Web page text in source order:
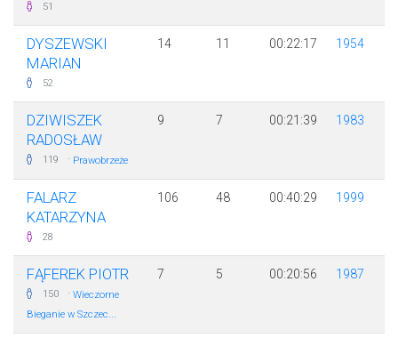
51
DYSZEWSKI
MARIAN
52
14 11 00:22:17 1954
DZIWISZEK
RADOSŁAW
119 · Prawobrzeże
9 7 00:21:39 1983
FALARZ
KATARZYNA
28
106 48 00:40:29 1999
FĄFEREK PIOTR
150 · Wieczorne
Bieganie w Szczec...
7 5 00:20:56 1987